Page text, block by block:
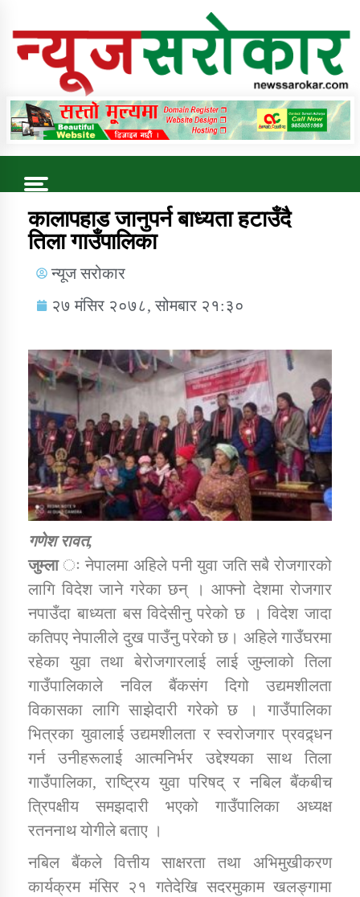
Online News Portal
Trending Now
कुषि बिकास कार्यालय जुम्ला सुचना सन्देश
डिभिजन कार्यालय जुम्लाको सुचना सन्देश
कर्णाली प्रविधि शिक्षालय जुम्लाको सुचना
सामाजिक बिकास कार्यालय जुम्लाकाे सुचना
कार्यक्रम कार्यान्वयन एकाई जुम्लाको सुचना
कालापहाड जानुपर्न बाध्यता हटाउँदै
तिला गाउँपालिका
न्यूज सरोकार
२७ मंसिर २०७८, सोमबार २१:३०
गणेश रावत,
जुम्लाः नेपालमा अहिले पनी युवा जति सबै रोजगारको
लागि विदेश जाने गरेका छन् । आफ्नो देशमा रोजगार
नपाउँदा बाध्यता बस विदेसीनु परेको छ । विदेश जादा
कतिपए नेपालीले दुख पाउँनु परेको छ। अहिले गाउँघरमा
रहेका युवा तथा बेरोजगारलाई लाई जुम्लाको तिला
गाउँपालिकाले नविल बैंकसंग दिगो उद्यमशीलता
विकासका लागि साझेदारी गरेको छ । गाउँपालिका
भित्रका युवालाई उद्यमशीलता र स्वरोजगार प्रवद्र्धन
गर्न उनीहरूलाई आत्मनिर्भर उद्देश्यका साथ तिला
गाउँपालिका, राष्ट्रिय युवा परिषद् र नबिल बैंकबीच
त्रिपक्षीय समझदारी भएको गाउँपालिका अध्यक्ष
रतननाथ योगीले बताए ।
नबिल बैंकले वित्तीय साक्षरता तथा अभिमुखीकरण
कार्यक्रम मंसिर २१ गतेदेखि सदरमुकाम खलङ्गामा